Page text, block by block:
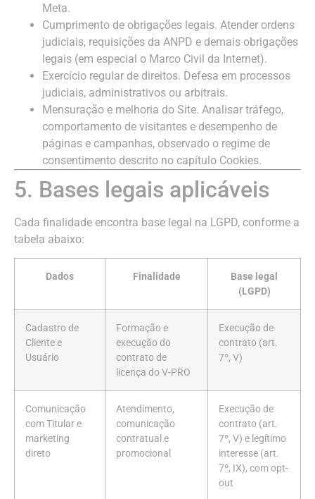
Meta.
Cumprimento de obrigações legais. Atender ordens
judiciais, requisições da ANPD e demais obrigações
legais (em especial o Marco Civil da Internet).
Exercício regular de direitos. Defesa em processos
judiciais, administrativos ou arbitrais.
Mensuração e melhoria do Site. Analisar tráfego,
comportamento de visitantes e desempenho de
páginas e campanhas, observado o regime de
consentimento descrito no capítulo Cookies.
5. Bases legais aplicáveis
Cada finalidade encontra base legal na LGPD, conforme a
tabela abaixo:
Dados Finalidade
Base legal
(LGPD)
Cadastro de
Cliente e
Usuário
Formação e
execução do
contrato de
licença do V-PRO
Execução de
contrato (art.
7º, V)
Comunicação
com Titular e
marketing
direto
Atendimento,
comunicação
contratual e
promocional
Execução de
contrato (art.
7º, V) e legítimo
interesse (art.
7º, IX), com opt-
out